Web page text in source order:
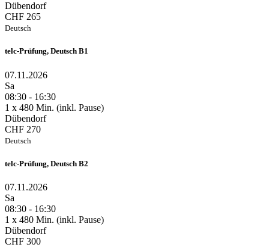
Dübendorf
CHF 265
Deutsch
telc-Prüfung, Deutsch B1
07.11.2026
Sa
08:30 - 16:30
1 x 480 Min. (inkl. Pause)
Dübendorf
CHF 270
Deutsch
telc-Prüfung, Deutsch B2
07.11.2026
Sa
08:30 - 16:30
1 x 480 Min. (inkl. Pause)
Dübendorf
CHF 300